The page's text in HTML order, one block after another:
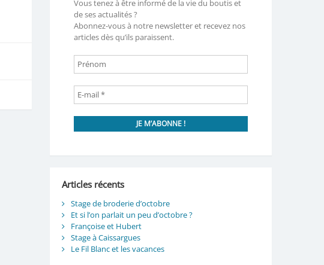
Vous tenez à être informé de la vie du boutis et
de ses actualités ?
Abonnez-vous à notre newsletter et recevez nos
articles dès qu’ils paraissent.
Articles récents
Stage de broderie d’octobre
Et si l’on parlait un peu d’octobre ?
Françoise et Hubert
Stage à Caissargues
Le Fil Blanc et les vacances